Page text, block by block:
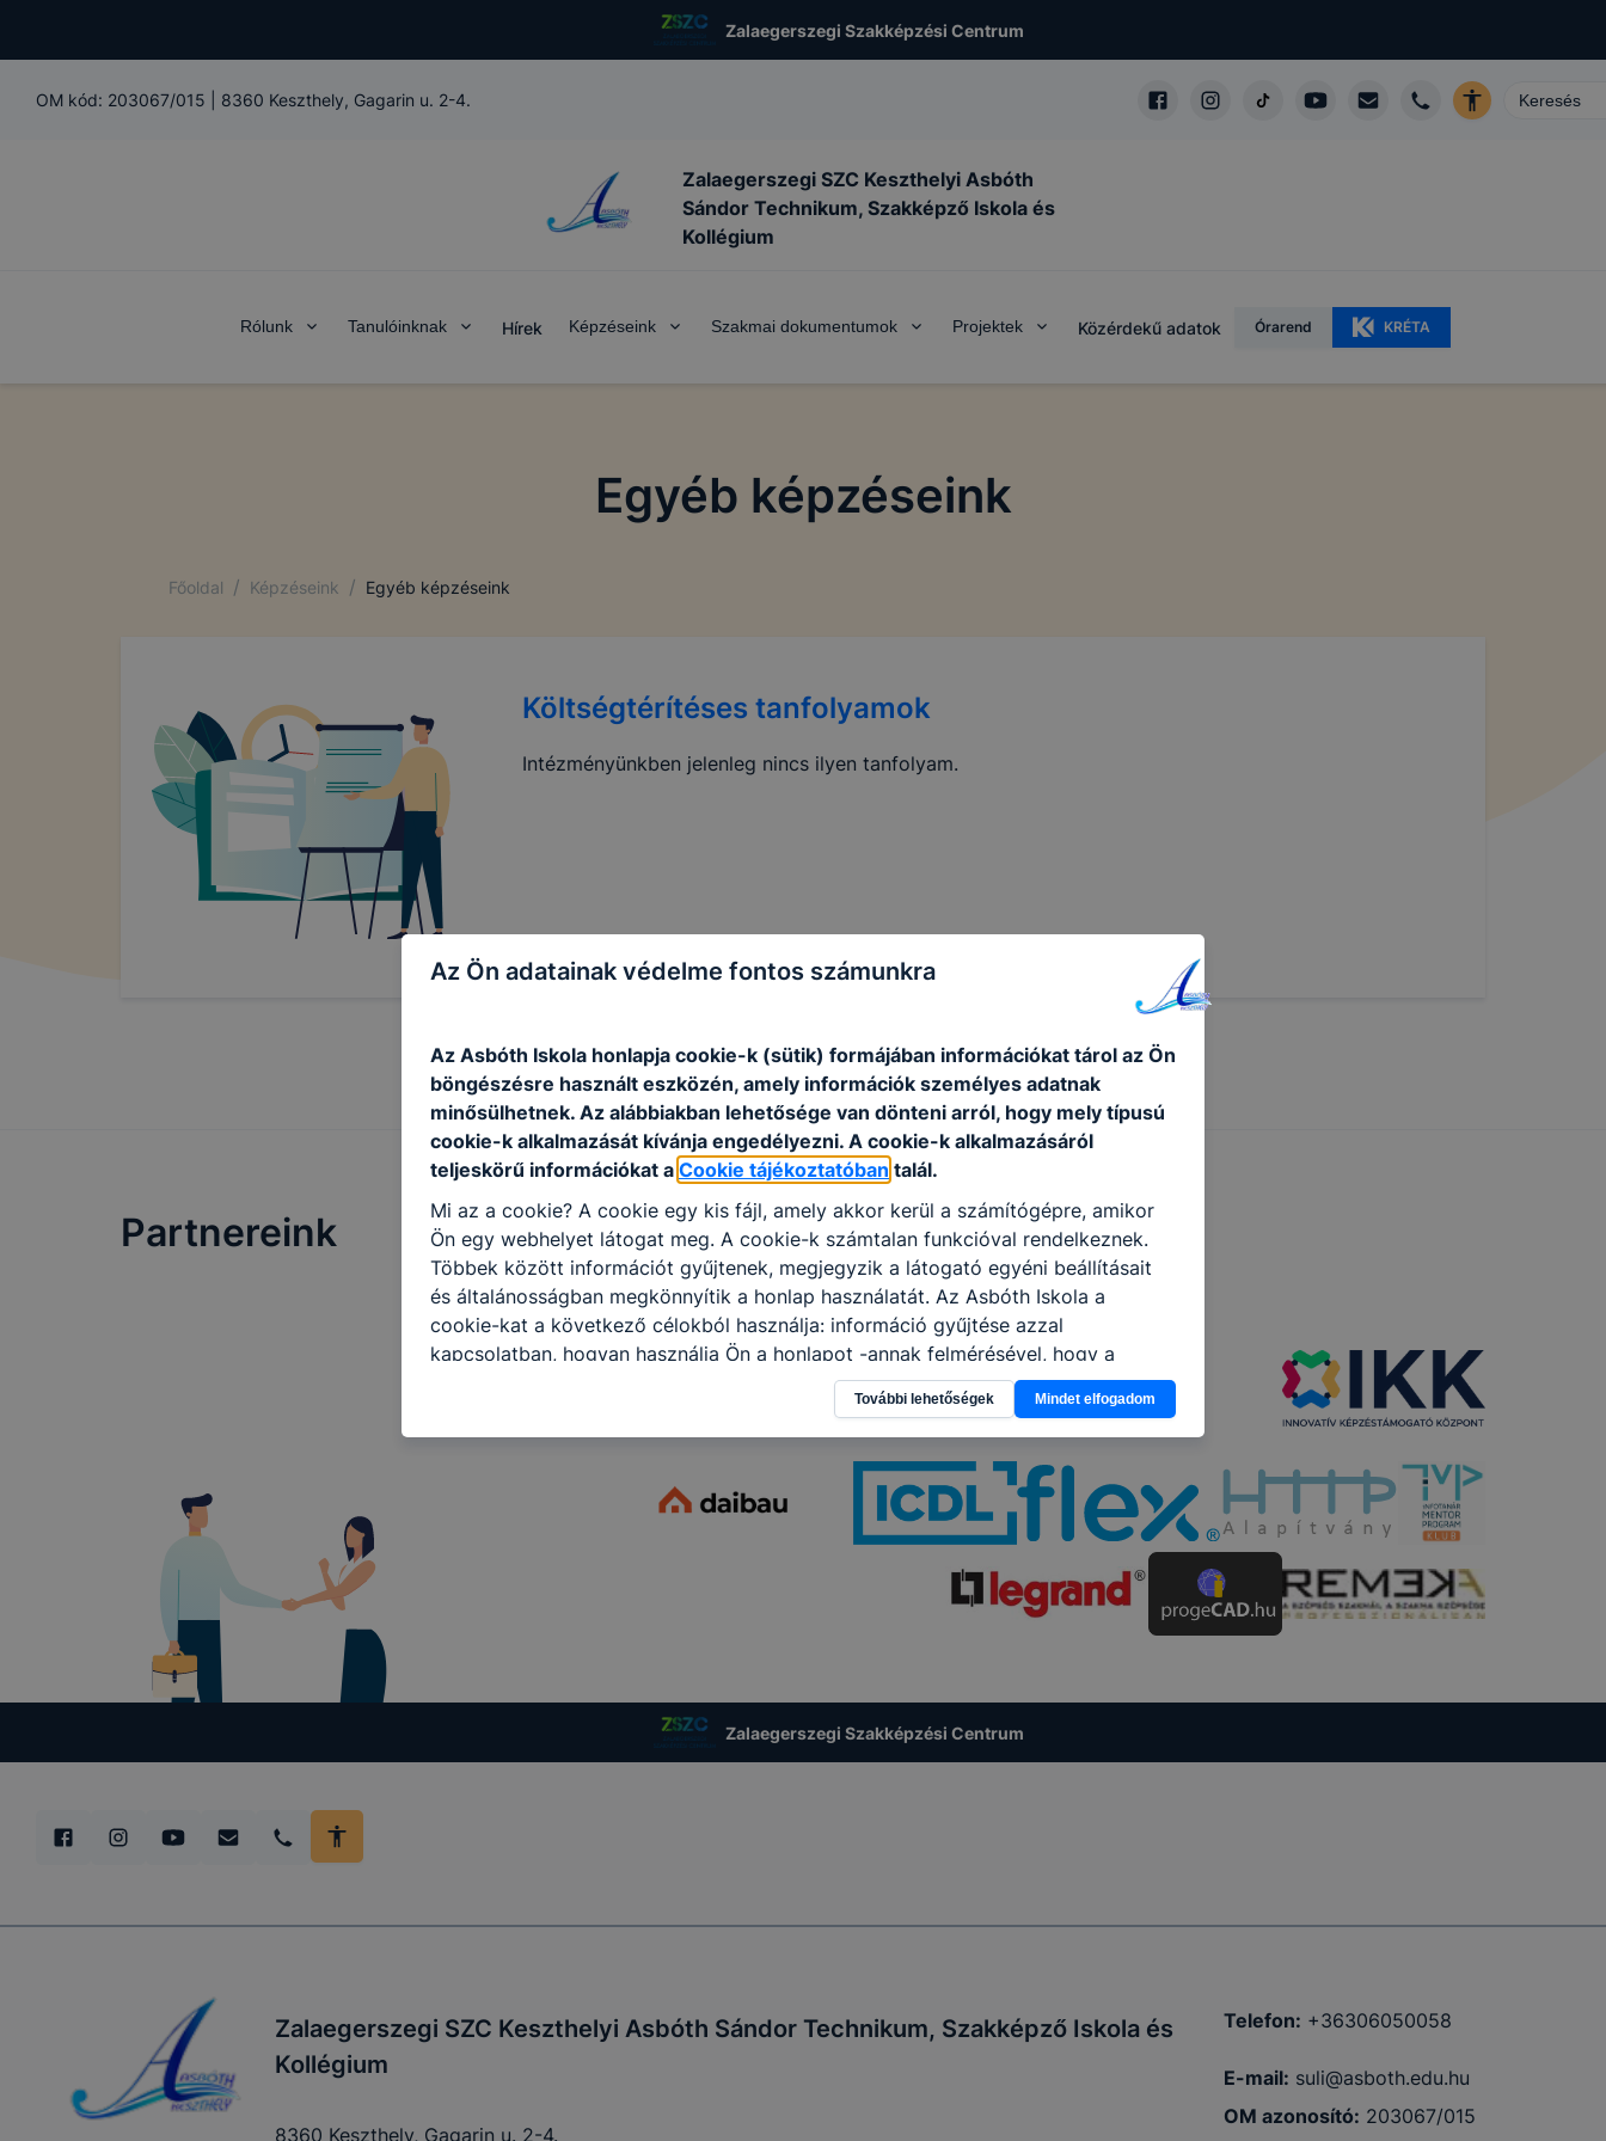
Zalaegerszegi Szakképzési Centrum
OM kód: 203067/015 8360 Keszthely, Gagarin u. 2-4.
Zalaegerszegi SZC Keszthelyi Asbóth
Sándor Technikum, Szakképző Iskola és
Kollégium
Rólunk Tanulóinknak Hírek Képzéseink Szakmai dokumentumok Projektek Közérdekű adatok Órarend KRÉTA
Egyéb képzéseink
Főoldal / Képzéseink / Egyéb képzéseink
Költségtérítéses tanfolyamok
Intézményünkben jelenleg nincs ilyen tanfolyam.
Partnereink
Zalaegerszegi Szakképzési Centrum
Zalaegerszegi SZC Keszthelyi Asbóth Sándor Technikum, Szakképző Iskola és
Kollégium
8360 Keszthely, Gagarin u. 2-4.
Telefon: +36306050058
E-mail: suli@asboth.edu.hu
OM azonosító: 203067/015
Az Ön adatainak védelme fontos számunkra
Az Asbóth Iskola honlapja cookie-k (sütik) formájában információkat tárol az Ön
böngészésre használt eszközén, amely információk személyes adatnak
minősülhetnek. Az alábbiakban lehetősége van dönteni arról, hogy mely típusú
cookie-k alkalmazását kívánja engedélyezni. A cookie-k alkalmazásáról
teljeskörű információkat a Cookie tájékoztatóban talál.
Mi az a cookie? A cookie egy kis fájl, amely akkor kerül a számítógépre, amikor
Ön egy webhelyet látogat meg. A cookie-k számtalan funkcióval rendelkeznek.
Többek között információt gyűjtenek, megjegyzik a látogató egyéni beállításait
és általánosságban megkönnyítik a honlap használatát. Az Asbóth Iskola a
cookie-kat a következő célokból használja: információ gyűjtése azzal
kapcsolatban, hogyan használja Ön a honlapot -annak felmérésével, hogy a
honlap melyik részeit látogatja, vagy használja leginkább, így megtudhatjuk,
hogyan biztosítsunk Önnek még jobb felhasználói élményt, ha ismét meglátogatja
oldalunkat, honlap fejlesztése. Hogyan ellenőrizheti és hogyan tudja kikapcsolni a
cookie-kat? Minden modern böngésző engedélyezi a cookie-k beállításának a
változtatását. A legtöbb böngésző alapértelmezettként automatikusan elfogadja
a cookie-kat, de ezek általában megváltoztathatók. Felhívjuk figyelmét, hogy
megkönnyítése vagy lehetővé tétele, a cookie-k alkalmazásának
megakadályozása vagy törlése által előfordulhat, hogy felhasználóink nem
lesznek képesek honlapunk funkcióinak teljes körű használatára, vagy a honlap a
További lehetőségek Mindet elfogadom